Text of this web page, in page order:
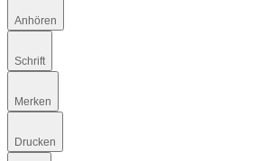
Anhören
Schrift
Merken
Drucken